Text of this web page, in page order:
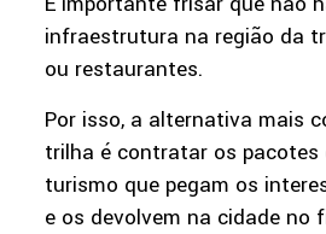
infraestrutura na região da
ou restaurantes.
Por isso, a alternativa mais
trilha é contratar os pacotes
turismo que pegam os
e os devolvem na cidade no